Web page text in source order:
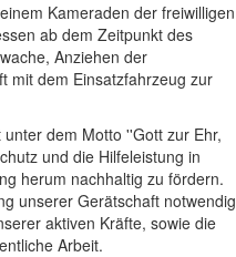
Kameraden der freiwilligen
ab dem Zeitpunkt des
Anziehen der
mit dem Einsatzfahrzeug zur
dem Motto ''Gott zur Ehr,
und die Hilfeleistung in
herum nachhaltig zu fördern.
unserer Gerätschaft notwendig
aktiven Kräfte, sowie die
Arbeit.